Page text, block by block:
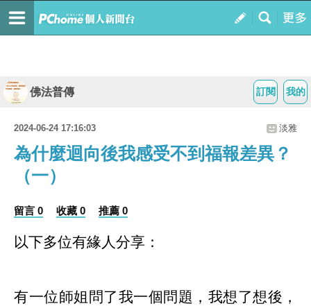
我的
訂閱
佛法普傳
2024-06-24 17:16:03 淡雅
為什麼迴向後我感受不到福報差異？
（一）
留言 0 收藏 0 推薦 0
以下多位有緣人分享：
有一位師姐問了我一個問題，我想了想後，